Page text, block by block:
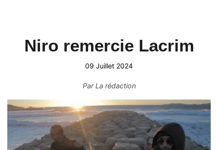
Niro remercie Lacrim
09 Juillet 2024
ParLa rédaction